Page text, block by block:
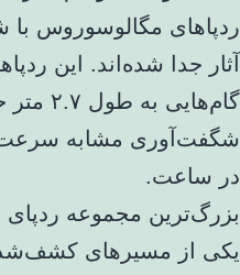
ردپاهای مگالوسوروس با
آثار جدا شده‌اند. این
در ساعت.
بزرگ‌ترین مجموعه ردپای